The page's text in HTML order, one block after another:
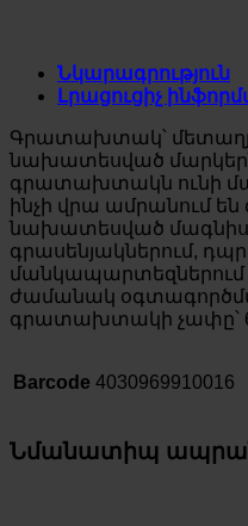
Նկարագրություն
Լրացուցիչ
Գրատախտակ՝
նախատեսված
գրատախտակն ունի
ինչի վրա ամրանում
նախատեսված
գրասենյակներում,
ժամանակ
գրատախտակի չափը՝
Barcode 4030969910016
Նմանատիպ